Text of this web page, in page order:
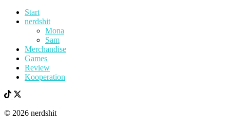
Start
nerdshit
Mona
Sam
Merchandise
Games
Review
Kooperation
© 2026 nerdshit